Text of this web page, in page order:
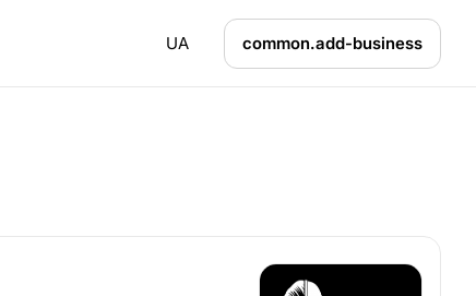
UA common.add-business